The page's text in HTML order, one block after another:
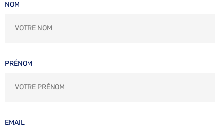
NOM
PRÉNOM
EMAIL